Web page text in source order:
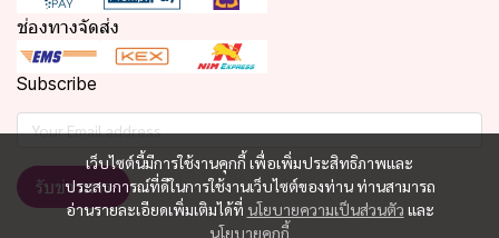
เว็บไซต์นี้มีการใช้งานคุกกี้ เพื่อเพิ่มประสิทธิภาพและ
ประสบการณ์ที่ดีในการใช้งานเว็บไซต์ของท่าน ท่านสามารถ
อ่านรายละเอียดเพิ่มเติมได้ที่ นโยบายความเป็นส่วนตัว และ
นโยบายคุกกี้
ช่องทางจัดส่ง
Subscribe
รับข่าวสาร